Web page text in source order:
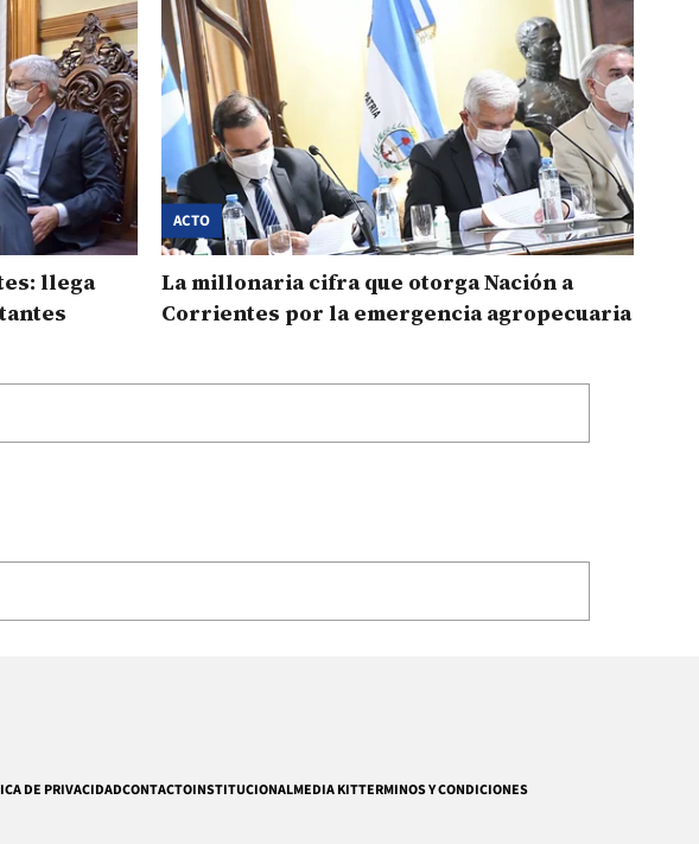
llega
ACTO
La millonaria cifra que otorga Nación a
Corrientes por la emergencia agropecuaria
DE PRIVACIDADCONTACTOINSTITUCIONALMEDIA KITTERMINOS Y CONDICIONES